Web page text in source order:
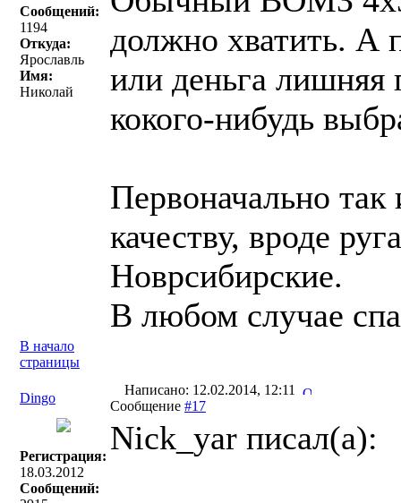
Сообщений:
1194
Откуда:
Ярославль
Имя:
Николай
должно хватить. А
или деньга лишняя
кокого-нибудь
Первоначально
качеству, вроде
Новрсибирские.
В любом случае
В начало
страницы
Dingo
Написано: 12.02.2014, 12:11
Сообщение #17
Регистрация:
18.03.2012
Сообщений:
Nick_yar писал(a):